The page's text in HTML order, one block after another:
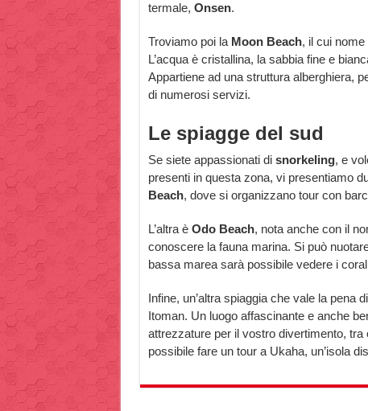
termale, Onsen.
Troviamo poi la Moon Beach, il cui nome
L’acqua è cristallina, la sabbia fine e
Appartiene ad una struttura alberghiera,
di numerosi servizi.
Le spiagge del sud
Se siete appassionati disnorkeling, e
presenti in questa zona, vi presentiamo
Beach, dove si organizzano tour con
L’altra è Odo Beach, nota anche con il
conoscere la fauna marina. Si può
bassa marea sarà possibile vedere i
Infine, un’altra spiaggia che vale la pena
Itoman. Un luogo affascinante e anche
attrezzature per il vostro divertimento,
possibile fare un tour a Ukaha, un’isola